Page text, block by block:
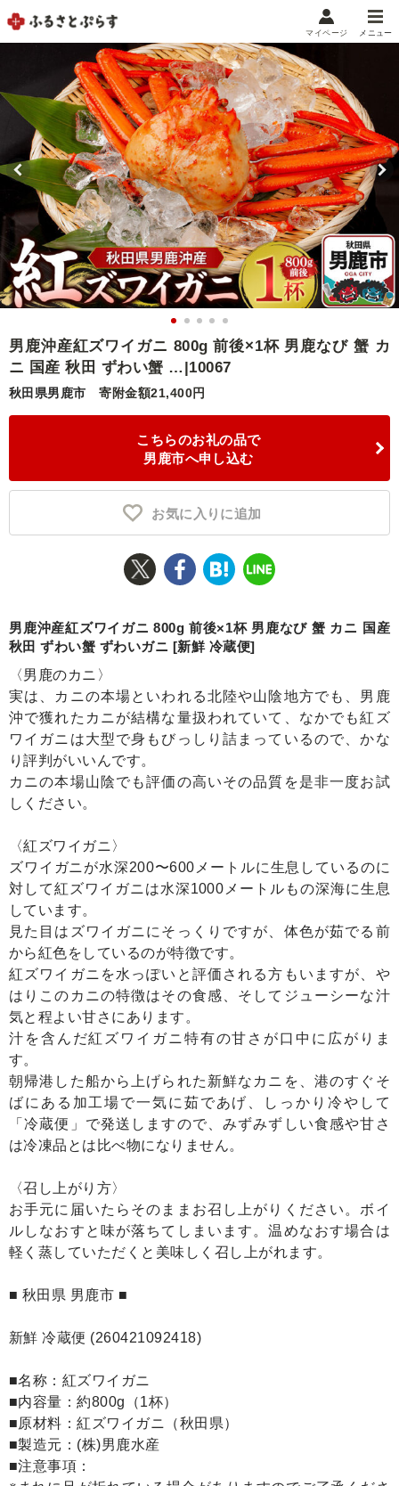
メニュー
マイページ
お気に入り 閲覧履歴
メニュー
お礼の品から探す
お礼の品をカテゴリや金額で絞り込み
自治体から探す
ランキング
特集・おすすめ
マイページ
男鹿沖産紅ズワイガニ 800g 前後×1杯 男鹿なび 蟹 カ
ニ 国産 秋田 ずわい蟹 …|10067
秋田県男鹿市 寄附金額21,400円
こちらのお礼の品で
男鹿市へ申し込む
お気に入りに追加
男鹿沖産紅ズワイガニ 800g 前後×1杯 男鹿なび 蟹 カニ 国産
秋田 ずわい蟹 ずわいガニ [新鮮 冷蔵便]
〈男鹿のカニ〉
実は、カニの本場といわれる北陸や山陰地方でも、男鹿
沖で獲れたカニが結構な量扱われていて、なかでも紅ズ
ワイガニは大型で身もびっしり詰まっているので、かな
り評判がいいんです。
カニの本場山陰でも評価の高いその品質を是非一度お試
しください。
〈紅ズワイガニ〉
ズワイガニが水深200〜600メートルに生息しているのに
対して紅ズワイガニは水深1000メートルもの深海に生息
しています。
見た目はズワイガニにそっくりですが、体色が茹でる前
から紅色をしているのが特徴です。
紅ズワイガニを水っぽいと評価される方もいますが、や
はりこのカニの特徴はその食感、そしてジューシーな汁
気と程よい甘さにあります。
汁を含んだ紅ズワイガニ特有の甘さが口中に広がりま
す。
朝帰港した船から上げられた新鮮なカニを、港のすぐそ
ばにある加工場で一気に茹であげ、しっかり冷やして
「冷蔵便」で発送しますので、みずみずしい食感や甘さ
は冷凍品とは比べ物になりません。
〈召し上がり方〉
お手元に届いたらそのままお召し上がりください。ボイ
ルしなおすと味が落ちてしまいます。温めなおす場合は
軽く蒸していただくと美味しく召し上がれます。
■ 秋田県 男鹿市 ■
新鮮 冷蔵便 (260421092418)
■名称：紅ズワイガニ
■内容量：約800g（1杯）
■原材料：紅ズワイガニ（秋田県）
■製造元：(株)男鹿水産
■注意事項：